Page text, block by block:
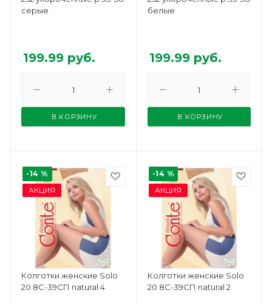
серые
199.99 руб.
В КОРЗИНУ
белые
199.99руб.
В КОРЗИНУ
-14 %
АКЦИЯ
Колготки женские Solo
20 8С-39СП natural 4
-14 %
АКЦИЯ
Колготки женские Solo
20 8С-39СП natural 2